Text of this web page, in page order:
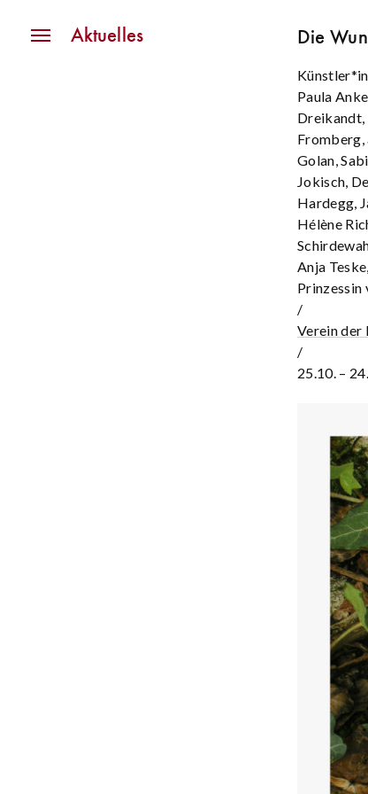
Aktuelles Die
Paula
Dreikandt,
Fromberg,
Golan,
Jokisch,
Hardegg,
Hélène
Anja
Prinzessin
/
Verein der
/
25.10. –